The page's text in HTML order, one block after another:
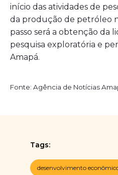
início das atividades de
da produção de petróleo
passo será a obtenção da
pesquisa exploratória e
Amapá.
Fonte: Agência de Notícias
Tags:
desenvolvimento